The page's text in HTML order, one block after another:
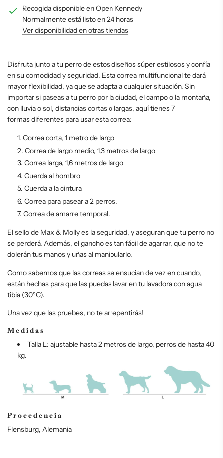
N
D
O
.
Recogida disponible en Open Kennedy
Normalmente está listo en 24 horas
Ver disponibilidad en otras tiendas
Disfruta junto a tu perro de estos diseños súper estilosos y confía
en su comodidad y seguridad. Esta correa multifuncional te dará
mayor flexibilidad, ya que se adapta a cualquier situación. Sin
importar si paseas a tu perro por la ciudad, el campo o la montaña,
con lluvia o sol, distancias cortas o largas, aquí tienes 7
formas diferentes para usar esta correa:
Correa corta, 1 metro de largo
Correa de largo medio, 1,3 metros de largo
Correa larga, 1,6 metros de largo
Cuerda al hombro
Cuerda a la cintura
Correa para pasear a 2 perros.
Correa de amarre temporal.
El sello de Max & Molly es la seguridad, y aseguran que tu perro no
se perderá. Además, el gancho es tan fácil de agarrar, que no te
dolerán tus manos y uñas al manipularlo.
Como sabemos que las correas se ensucian de vez en cuando,
están hechas para que las puedas lavar en tu lavadora con agua
tibia (30ºC).
Una vez que las pruebes, no te arrepentirás!
Medidas
Talla L: ajustable hasta 2 metros de largo, perros de hasta 40
kg.
Procedencia
Flensburg, Alemania